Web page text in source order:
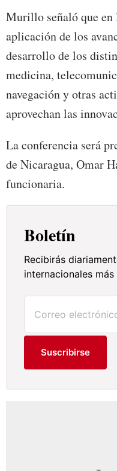
Murillo señaló que en
aplicación de los
desarrollo de los
medicina,
navegación y otras
aprovechan las
La conferencia será
de Nicaragua, Omar
funcionaria.
Boletín
Recibirás
internacionales
Suscribirse